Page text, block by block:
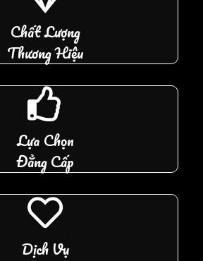
Chất Lượng
Thương Hiệu
Lựa Chọn
Đẳng Cấp
Dịch Vụ